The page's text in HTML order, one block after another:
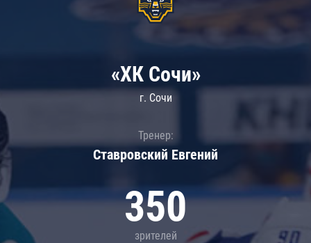
«ХК Сочи»
г. Сочи
Тренер:
Ставровский Евгений
350
зрителей